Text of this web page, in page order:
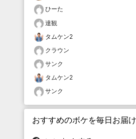
ひーた
達観
タムケン2
クラウン
サンク
タムケン2
サンク
おすすめのボケを毎日お届け